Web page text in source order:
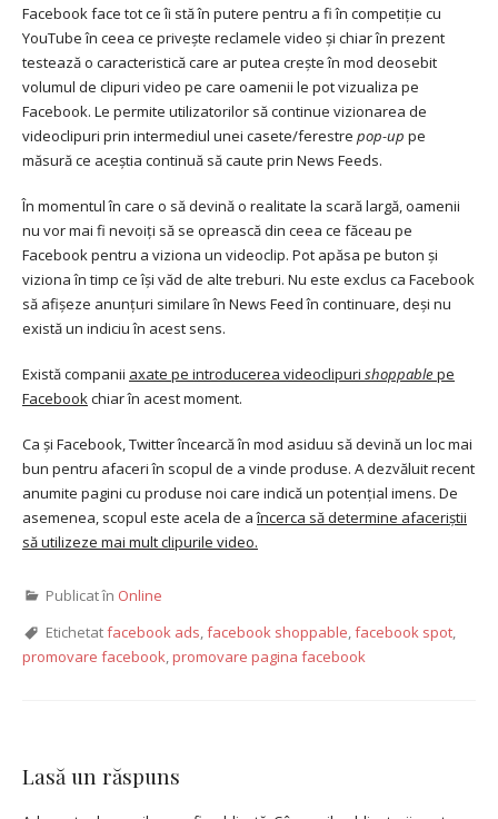
Facebook face tot ce îi stă în putere pentru a fi în competiție cu
YouTube în ceea ce privește reclamele video și chiar în prezent
testează o caracteristică care ar putea crește în mod deosebit
volumul de clipuri video pe care oamenii le pot vizualiza pe
Facebook. Le permite utilizatorilor să continue vizionarea de
videoclipuri prin intermediul unei casete/ferestre pop-up pe
măsură ce aceștia continuă să caute prin News Feeds.
În momentul în care o să devină o realitate la scară largă, oamenii
nu vor mai fi nevoiți să se oprească din ceea ce făceau pe
Facebook pentru a viziona un videoclip. Pot apăsa pe buton și
viziona în timp ce își văd de alte treburi. Nu este exclus ca Facebook
să afișeze anunțuri similare în News Feed în continuare, deși nu
există un indiciu în acest sens.
Există companii axate pe introducerea videoclipuri shoppable pe
Facebookchiar în acest moment.
Ca și Facebook, Twitter încearcă în mod asiduu să devină un loc mai
bun pentru afaceri în scopul de a vinde produse. A dezvăluit recent
anumite pagini cu produse noi care indică un potențial imens. De
asemenea, scopul este acela de aîncerca să determine afaceriștii
să utilizeze mai mult clipurile video.
Publicat în Online
Etichetatfacebook ads,facebook shoppable,facebook spot,
promovare facebook,promovare pagina facebook
Lasă un răspuns